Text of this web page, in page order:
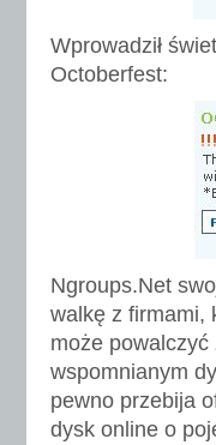
Wprowadził
Octoberfest:
Ngroups.Net
walkę z firmami,
może
wspomnianym
pewno przebija
dysk online o